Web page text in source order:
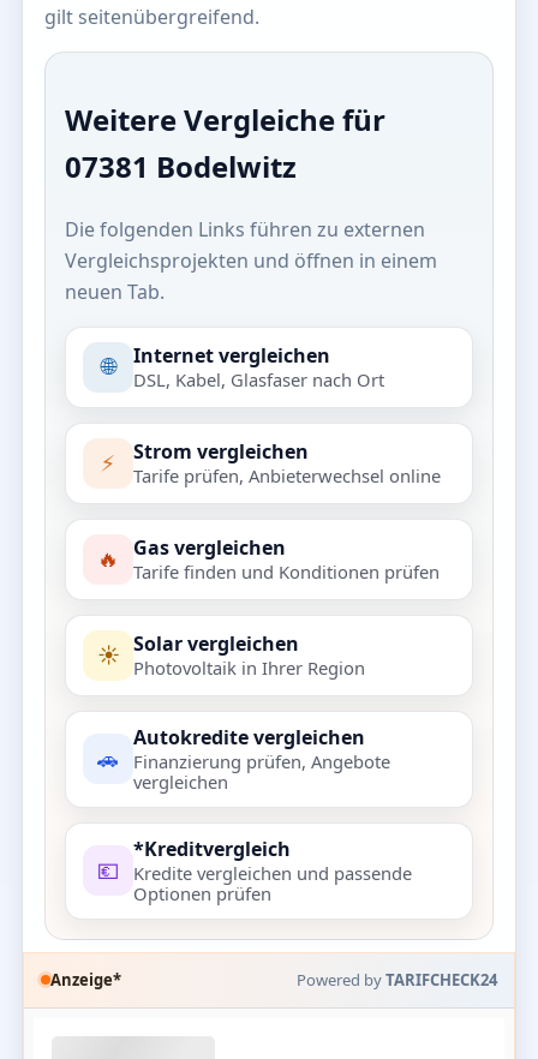
gilt seitenübergreifend.
Weitere Vergleiche für
07381 Bodelwitz
Die folgenden Links führen zu externen
Vergleichsprojekten und öffnen in einem
neuen Tab.
🌐 Internet vergleichen
DSL, Kabel, Glasfaser nach Ort
⚡ Strom vergleichen
Tarife prüfen, Anbieterwechsel online
🔥 Gas vergleichen
Tarife finden und Konditionen prüfen
☀️ Solar vergleichen
Photovoltaik in Ihrer Region
🚗
Autokredite vergleichen
Finanzierung prüfen, Angebote
vergleichen
💶
*Kreditvergleich
Kredite vergleichen und passende
Optionen prüfen
Anzeige* Powered byTARIFCHECK24